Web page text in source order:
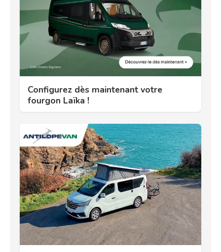
Configurez dès maintenant votre
fourgon Laïka !